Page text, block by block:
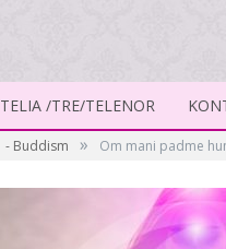
TELIA /TRE/TELENOR
- Buddism » Om mani padme